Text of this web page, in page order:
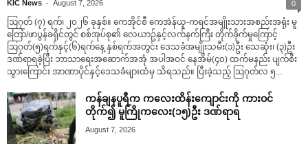
KIC News - August 7, 2026 0
ဩဂုတ် (၇) ရက်၊ ၂၀၂၆ ခုနှစ်။ ကေအိုင်စီ ကေအဲန်ယူ-ကရင်အမျိုးသားအစည်းအရုံး မူ
တြော်/ဖာပွန်ခရိုင်တွင် စစ်အုပ်စု၏ လေယာဥ်နှင့်လက်နက်ကြီး တိုက်ခိုက်မှုကြောင့်
ဩဂုတ်(၅)ရက်နှင့်(၆)ရက်နေ့ နှစ်ရက်အတွင်း ဒေသခံအမျိုးသမီး(၁)ဦး သေဆုံး၊ (၃)ဦး
ဒဏ်ရာရခဲ့ပြီး ဘာသာရေးအဆောက်အအုံ အပါအဝင် နေအိမ်(၄၀) ထက်မနည်း ပျက်စီး
သွားကြောင်း အာဏာပိုင်နှင့်ဒေသခံများထံမှ သိရသည်။ ပြီးခဲ့သည့် ဩဂုတ်လ ၅...
ကန်ချနပူရီက ကလေးထိန်းကျောင်းကို ကားဝင်
တိုက်၍ မူကြိုကလေး(၁၅)ဦး ဒဏ်ရာရ
August 7, 2026